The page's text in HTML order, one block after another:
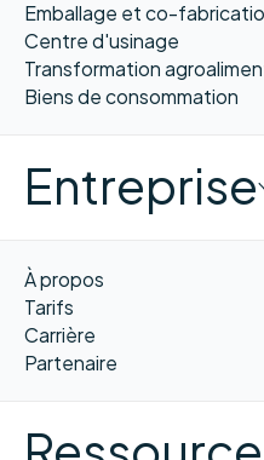
Emballage et co-
Centre d'usinage
Transformation
Biens de consommation
Entreprise
À propos
Tarifs
Carrière
Partenaire